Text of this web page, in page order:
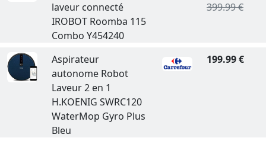
laveur connecté
IROBOT Roomba 115
Combo Y454240
399.99 €
Aspirateur
autonome Robot
Laveur 2 en 1
H.KOENIG SWRC120
WaterMop Gyro Plus
Bleu
199.99 €